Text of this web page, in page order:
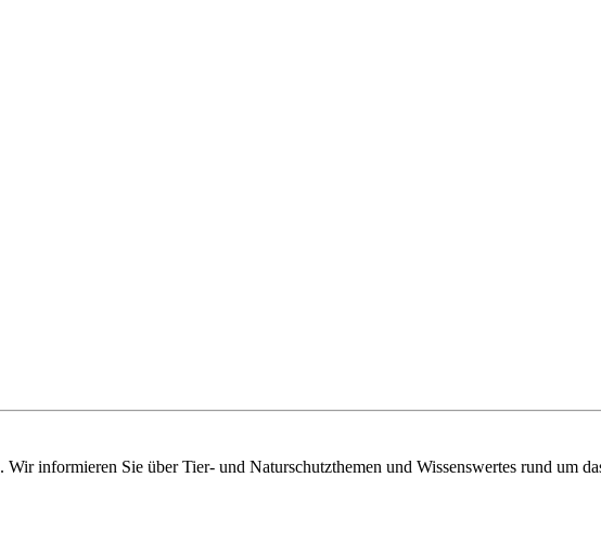
. Wir informieren Sie über Tier- und Naturschutzthemen und Wissenswertes rund um